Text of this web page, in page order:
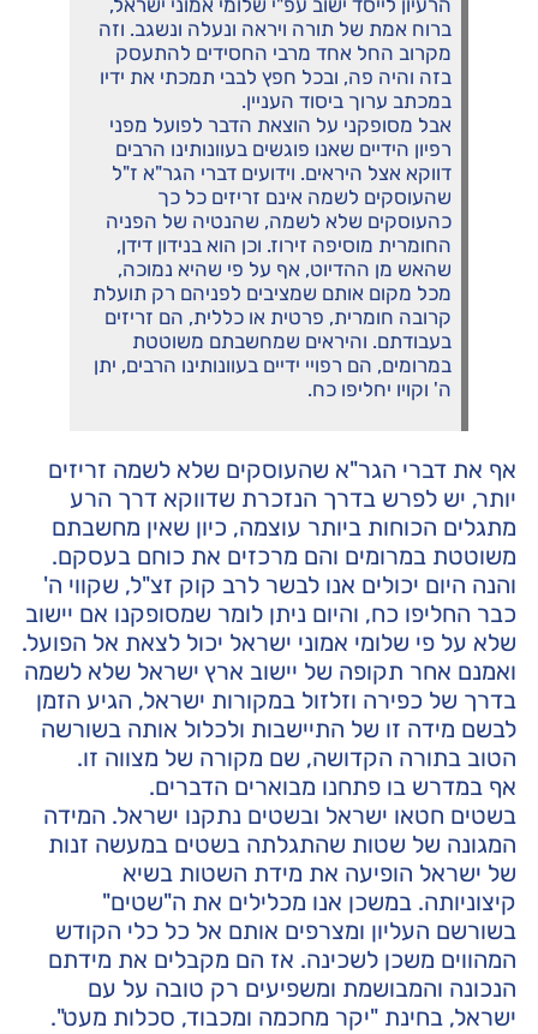
הרעיון לייסד ישוב עפ"י שלומי אמוני ישראל,
ברוח אמת של תורה ויראה ונעלה ונשגב. וזה
מקרוב החל אחד מרבי החסידים להתעסק
בזה והיה פה, ובכל חפץ לבבי תמכתי את ידיו
במכתב ערוך ביסוד העניין.
אבל מסופקני על הוצאת הדבר לפועל מפני
רפיון הידיים שאנו פוגשים בעוונותינו הרבים
דווקא אצל היראים. וידועים דברי הגר"א ז"ל
שהעוסקים לשמה אינם זריזים כל כך
כהעוסקים שלא לשמה, שהנטיה של הפניה
החומרית מוסיפה זירוז. וכן הוא בנידון דידן,
שהאש מן ההדיוט, אף על פי שהיא נמוכה,
מכל מקום אותם שמציבים לפניהם רק תועלת
קרובה חומרית, פרטית או כללית, הם זריזים
בעבודתם. והיראים שמחשבתם משוטטת
במרומים, הם רפויי ידיים בעוונותינו הרבים, יתן
ה' וקויו יחליפו כח.
אף את דברי הגר"א שהעוסקים שלא לשמה זריזים
יותר, יש לפרש בדרך הנזכרת שדווקא דרך הרע
מתגלים הכוחות ביותר עוצמה, כיון שאין מחשבתם
משוטטת במרומים והם מרכזים את כוחם בעסקם.
והנה היום יכולים אנו לבשר לרב קוק זצ"ל, שקווי ה'
כבר החליפו כח, והיום ניתן לומר שמסופקנו אם יישוב
שלא על פי שלומי אמוני ישראל יכול לצאת אל הפועל.
ואמנם אחר תקופה של יישוב ארץ ישראל שלא לשמה
בדרך של כפירה וזלזול במקורות ישראל, הגיע הזמן
לבשם מידה זו של התיישבות ולכלול אותה בשורשה
הטוב בתורה הקדושה, שם מקורה של מצווה זו.
אף במדרש בו פתחנו מבוארים הדברים.
בשטים חטאו ישראל ובשטים נתקנו ישראל. המידה
המגונה של שטות שהתגלתה בשטים במעשה זנות
של ישראל הופיעה את מידת השטות בשיא
קיצוניותה. במשכן אנו מכלילים את ה"שטים"
בשורשם העליון ומצרפים אותם אל כל כלי הקודש
המהווים משכן לשכינה. אז הם מקבלים את מידתם
הנכונה והמבושמת ומשפיעים רק טובה על עם
ישראל, בחינת "יקר מחכמה ומכבוד, סכלות מעט".